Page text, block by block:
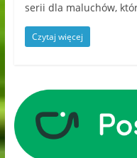
serii dla maluchów,
Czytaj więcej